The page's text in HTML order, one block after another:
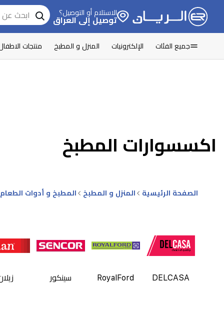
الاستلام أو التوصيل؟
توصيل إلى العراق
جميع الفئات الإلكترونيات المنزل و المطبخ منتجات
اكسسوارات المطبخ
الصفحة الرئيسية المنزل و المطبخ المطبخ و أدوات الطعام
DELCASA
RoyalFord سينكور